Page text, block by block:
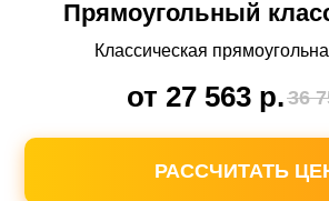
Прямоугольный
Классическая
от 27 563 р.36
РАССЧИТАТЬ